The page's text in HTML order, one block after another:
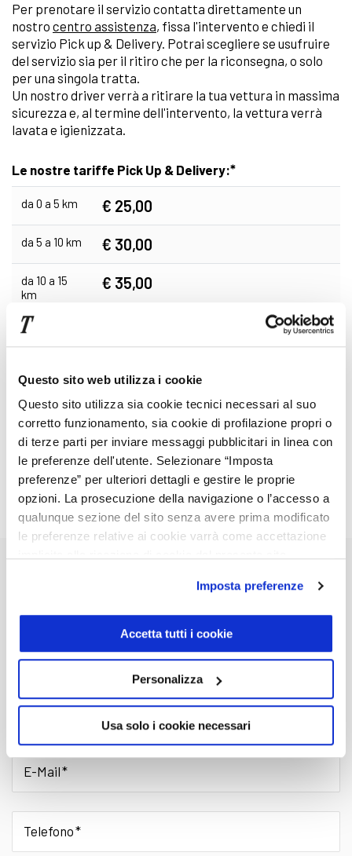
Questo sito web utilizza i cookie
Questo sito utilizza sia cookie tecnici necessari al suo
corretto funzionamento, sia cookie di profilazione propri o
di terze parti per inviare messaggi pubblicitari in linea con
le preferenze dell'utente. Selezionare “Imposta
preferenze” per ulteriori dettagli e gestire le proprie
opzioni. La prosecuzione della navigazione o l’accesso a
qualunque sezione del sito senza avere prima modificato
le preferenze relative ai cookie varrà come accettazione
Imposta preferenze
Accetta tutti i cookie
Personalizza
Usa solo i cookie necessari
Per prenotare il servizio contatta direttamente un
nostro centro assistenza, fissa l'intervento e chiedi il
servizio Pick up & Delivery. Potrai scegliere se usufruire
del servizio sia per il ritiro che per la riconsegna, o solo
per una singola tratta.
Un nostro driver verrà a ritirare la tua vettura in massima
sicurezza e, al termine dell'intervento, la vettura verrà
lavata e igienizzata.
Le nostre tariffe Pick Up & Delivery:*
da 0 a 5 km € 25,00
da 5 a 10 km € 30,00
da 10 a 15
km
€ 35,00
da 15 a 30
da 30 a 50
km
€ 70,00
oltre 50 km
richiedi un preventivo
personalizzato
Nome
Cognome
E-Mail
Telefono